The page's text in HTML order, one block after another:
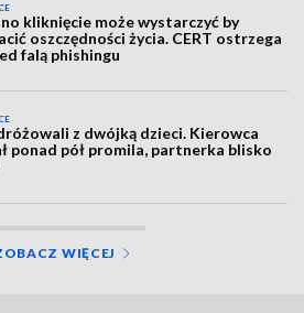
kliknięcie może wystarczyć by
oszczędności życia. CERT ostrzega
falą phishingu
z dwójką dzieci. Kierowca
ponad pół promila, partnerka blisko
WIĘCEJ